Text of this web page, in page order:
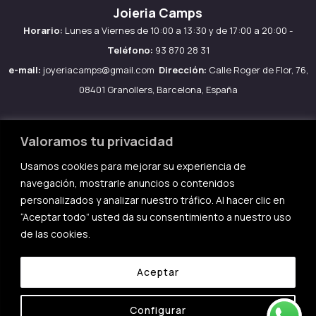
Valoramos tu privacidad
Usamos cookies para mejorar su experiencia de
navegación, mostrarle anuncios o contenidos
personalizados y analizar nuestro tráfico. Al hacer clic en
“Aceptar todo” usted da su consentimiento a nuestro uso
de las cookies.
Configurar
Aceptar
Joieria Camps
Horario: Lunes a Viernes de 10:00 a 13:30 y de 17:00 a 20:00 -
Teléfono: 93 870 28 31
e-mail: joyeriacamps@gmail.com Dirección: Calle Roger de Flor, 76,
08401 Granollers, Barcelona, España
Aviso legal
Política de Cookies
Política de privacidad